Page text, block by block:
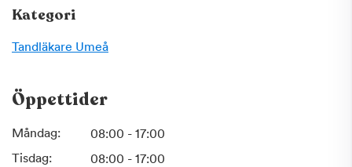
Kategori
Tandläkare Umeå
Öppettider
Måndag:
08:00 - 17:00
Tisdag:
08:00 - 17:00